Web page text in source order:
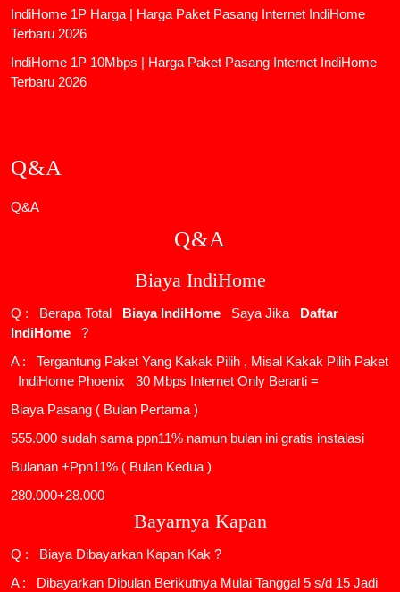
IndiHome 1P Harga | Harga Paket Pasang Internet IndiHome
Terbaru 2026
IndiHome 1P 10Mbps | Harga Paket Pasang Internet IndiHome
Terbaru 2026
Q&A
Q&A
Q&A
Biaya IndiHome
Q : Berapa Total Biaya IndiHome Saya Jika
Daftar
IndiHome
?
A : Tergantung Paket Yang Kakak Pilih , Misal Kakak Pilih Paket
IndiHome Phoenix
30 Mbps Internet Only Berarti =
Biaya Pasang ( Bulan Pertama )
555.000 sudah sama ppn11% namun bulan ini gratis instalasi
Bulanan +Ppn11% ( Bulan Kedua )
280.000+28.000
Bayarnya Kapan
Q : Biaya Dibayarkan Kapan Kak ?
A : Dibayarkan Dibulan Berikutnya Mulai Tanggal 5 s/d 15 Jadi